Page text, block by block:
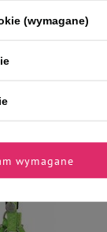
podściółka roślinna
(wymagane)
wymagane